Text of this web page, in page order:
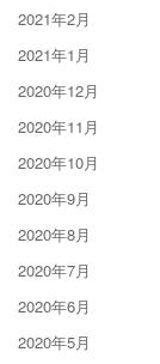
2021年2月
2021年1月
2020年12月
2020年11月
2020年10月
2020年9月
2020年8月
2020年7月
2020年6月
2020年5月